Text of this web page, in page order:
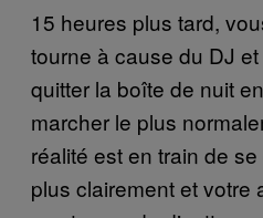
15 heures plus tard,
tourne à cause du DJ
quitter la boîte de nuit
marcher le plus
réalité est en train de
plus clairement et votre